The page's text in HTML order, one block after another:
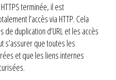
terminée, il est
l’accès via HTTP. Cela
duplication d’URL et les accès
s’assurer que toutes les
et que les liens internes